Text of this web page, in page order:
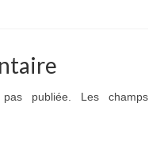
publiée.
Les champs